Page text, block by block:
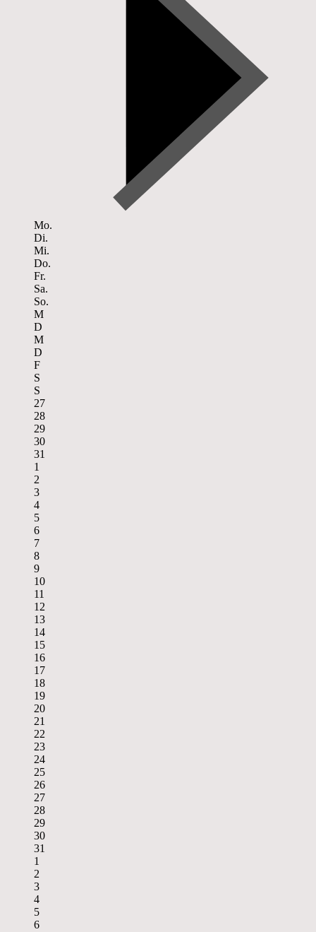
Mo.
Di.
Mi.
Do.
Fr.
Sa.
So.
M
D
M
D
F
S
S
27
28
29
30
31
1
2
3
4
5
6
7
8
9
10
11
12
13
14
15
16
17
18
19
20
21
22
23
24
25
26
27
28
29
30
31
1
2
3
4
5
6